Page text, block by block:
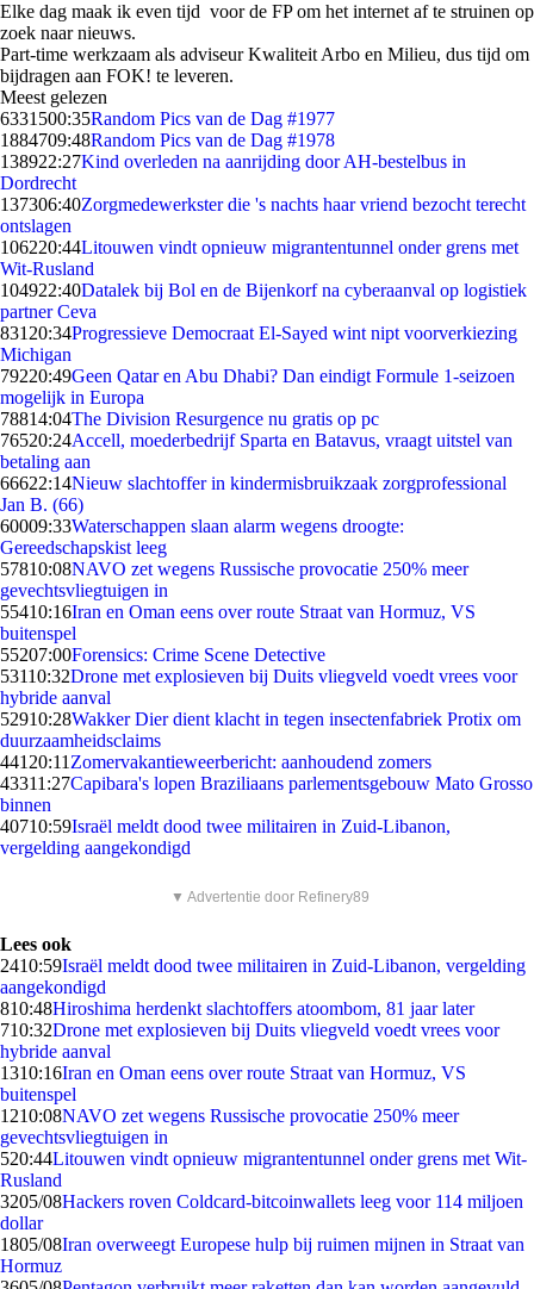
Elke dag maak ik even tijd voor de FP om het internet af te struinen op
zoek naar nieuws.
Part-time werkzaam als adviseur Kwaliteit Arbo en Milieu, dus tijd om
bijdragen aan FOK! te leveren.
Meest gelezen
6331500:35Random Pics van de Dag #1977
1884709:48Random Pics van de Dag #1978
138922:27Kind overleden na aanrijding door AH-bestelbus in
Dordrecht
137306:40Zorgmedewerkster die 's nachts haar vriend bezocht terecht
ontslagen
106220:44Litouwen vindt opnieuw migrantentunnel onder grens met
Wit-Rusland
104922:40Datalek bij Bol en de Bijenkorf na cyberaanval op logistiek
partner Ceva
831 20:34Progressieve Democraat El-Sayed wint nipt voorverkiezing
Michigan
79220:49Geen Qatar en Abu Dhabi? Dan eindigt Formule 1-seizoen
mogelijk in Europa
78814:04The Division Resurgence nu gratis op pc
76520:24Accell, moederbedrijf Sparta en Batavus, vraagt uitstel van
betaling aan
66622:14Nieuw slachtoffer in kindermisbruikzaak zorgprofessional
Jan B. (66)
60009:33Waterschappen slaan alarm wegens droogte:
Gereedschapskist leeg
57810:08NAVO zet wegens Russische provocatie 250% meer
gevechtsvliegtuigen in
55410:16Iran en Oman eens over route Straat van Hormuz, VS
buitenspel
55207:00Forensics: Crime Scene Detective
53110:32Drone met explosieven bij Duits vliegveld voedt vrees voor
hybride aanval
52910:28Wakker Dier dient klacht in tegen insectenfabriek Protix om
duurzaamheidsclaims
441 20:11 Zomervakantieweerbericht: aanhoudend zomers
43311:27Capibara's lopen Braziliaans parlementsgebouw Mato Grosso
binnen
40710:59Israël meldt dood twee militairen in Zuid-Libanon,
vergelding aangekondigd
▼ Advertentie door Refinery89
Lees ook
2410:59Israël meldt dood twee militairen in Zuid-Libanon, vergelding
aangekondigd
810:48Hiroshima herdenkt slachtoffers atoombom, 81 jaar later
710:32Drone met explosieven bij Duits vliegveld voedt vrees voor
hybride aanval
1310:16Iran en Oman eens over route Straat van Hormuz, VS
buitenspel
1210:08NAVO zet wegens Russische provocatie 250% meer
gevechtsvliegtuigen in
520:44Litouwen vindt opnieuw migrantentunnel onder grens met Wit-
Rusland
3205/08Hackers roven Coldcard-bitcoinwallets leeg voor 114 miljoen
dollar
1805/08Iran overweegt Europese hulp bij ruimen mijnen in Straat van
Hormuz